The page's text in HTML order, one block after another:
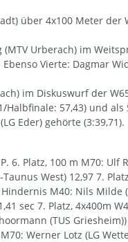
über 4x100 Meter der
Urberach) im
Vierte: Dagmar
im Diskuswurf der
Halbfinale: 57,43) und
Eder) gehörte (3:39,71).
6. Platz, 100 m M70: Ulf
West) 12,97 7.
M40: Nils Milde
sec 7. Platz, 4x400m
(TUS
Werner Lotz (LG